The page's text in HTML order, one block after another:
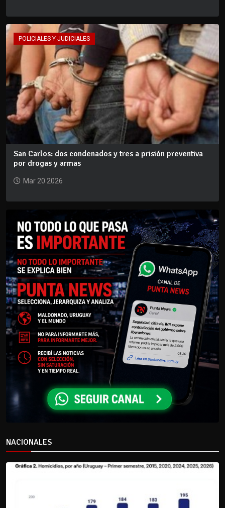
POLICIALES Y JUDICIALES
San Carlos: dos condenados y tres a prisión preventiva
por drogas y armas
Mar 20 2026
NACIONALES